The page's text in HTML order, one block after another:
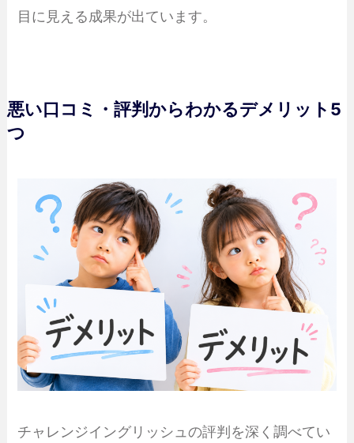
目に見える成果が出ています。
悪い口コミ・評判からわかるデメリット5
つ
チャレンジイングリッシュの評判を深く調べてい